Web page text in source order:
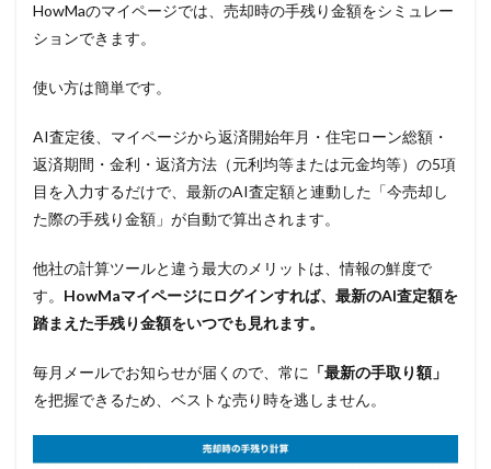
HowMaのマイページでは、売却時の手残り金額をシミュレー
ションできます。
使い方は簡単です。
AI査定後、マイページから返済開始年月・住宅ローン総額・
返済期間・金利・返済方法（元利均等または元金均等）の5項
目を入力するだけで、最新のAI査定額と連動した「今売却し
た際の手残り金額」が自動で算出されます。
他社の計算ツールと違う最大のメリットは、情報の鮮度で
す。 HowMaマイページにログインすれば、最新のAI査定額を
踏まえた手残り金額をいつでも見れます。
毎月メールでお知らせが届くので、常に 「最新の手取り額」
を把握できるため、ベストな売り時を逃しません。